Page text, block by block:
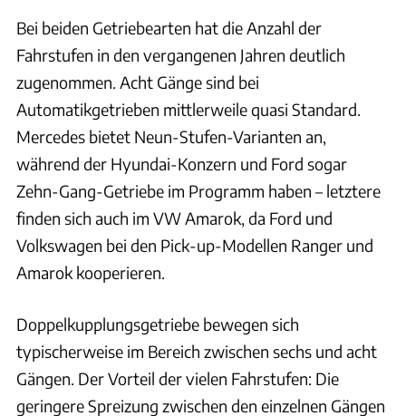
Bei beiden Getriebearten hat die Anzahl der
Fahrstufen in den vergangenen Jahren deutlich
zugenommen. Acht Gänge sind bei
Automatikgetrieben mittlerweile quasi Standard.
Mercedes bietet Neun-Stufen-Varianten an,
während der Hyundai-Konzern und Ford sogar
Zehn-Gang-Getriebe im Programm haben – letztere
finden sich auch im VW Amarok, da Ford und
Volkswagen bei den Pick-up-Modellen Ranger und
Amarok kooperieren.
Doppelkupplungsgetriebe bewegen sich
typischerweise im Bereich zwischen sechs und acht
Gängen. Der Vorteil der vielen Fahrstufen: Die
geringere Spreizung zwischen den einzelnen Gängen